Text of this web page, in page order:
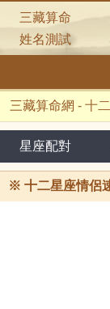
三藏算命
姓名測試
三藏算命網 - 十
星座配對
※ 十二星座情侶